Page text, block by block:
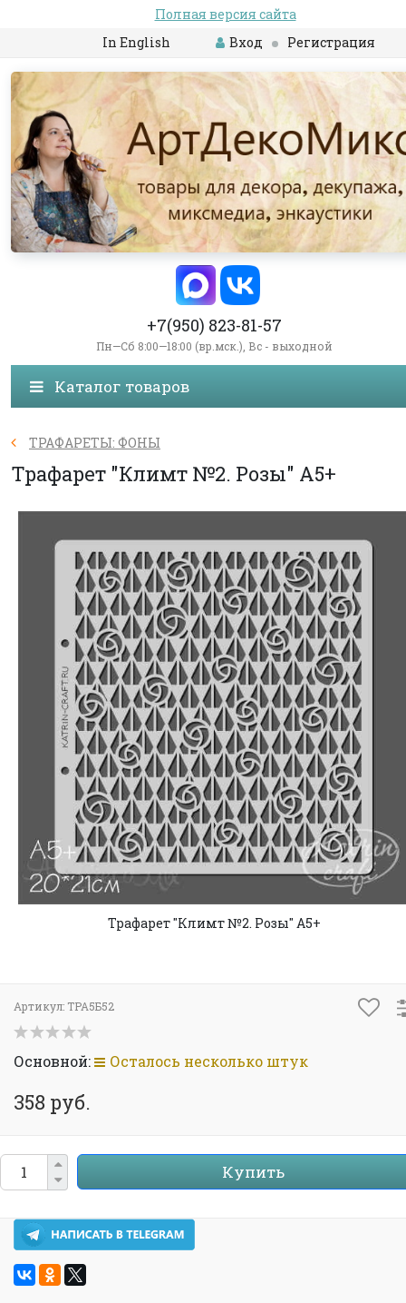
Полная версия сайта
In English
Вход Регистрация
+7(950) 823-81-57
Пн—Сб 8:00—18:00 (вр.мск.), Вс - выходной
Каталог товаров
ТРАФАРЕТЫ: ФОНЫ
Трафарет "Климт №2. Розы" А5+
Трафарет "Климт №2. Розы" А5+
Артикул: ТРА5Б52
Основной: Осталось несколько штук
358 руб.
Купить